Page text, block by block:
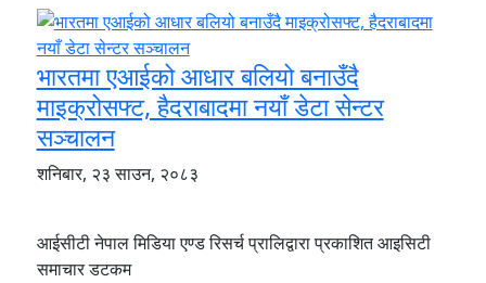
भारतमा एआईको आधार बलियो बनाउँदै
माइक्रोसफ्ट, हैदराबादमा नयाँ डेटा सेन्टर
सञ्चालन
शनिबार, २३ साउन, २०८३
आईसीटी नेपाल मिडिया एण्ड रिसर्च प्रालिद्वारा प्रकाशित आइसिटी
समाचार डटकम